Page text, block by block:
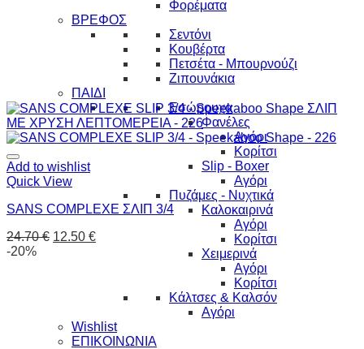
Φορέματα
ΒΡΕΦΟΣ
Σεντόνι
Κουβέρτα
Πετσέτα - Μπουρνούζι
Ζιπουνάκια
ΠΑΙΔΙ
Εσώρουχα
Φανέλες
Αγόρι
Κορίτσι
Slip - Boxer
Αγόρι
Πυζάμες - Νυχτικά
Καλοκαιρινά
Αγόρι
Κορίτσι
Χειμερινά
Αγόρι
Κορίτσι
Κάλτσες & Καλσόν
Αγόρι
Wishlist
ΕΠΙΚΟΙΝΩΝΙΑ
Add to wishlist
Quick View
SANS COMPLEXE ΣΛΙΠ 3/4
24.70€ 12.50 €
-20%